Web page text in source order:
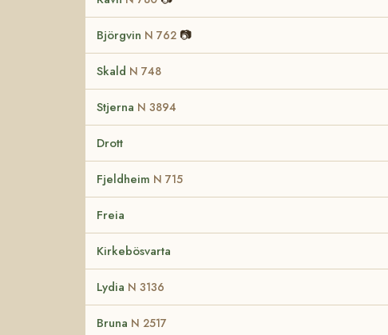
Björgvin N 762 📷
Skald N 748
Stjerna N 3894
Drott
Fjeldheim N 715
Freia
Kirkebösvarta
Lydia N 3136
Bruna N 2517